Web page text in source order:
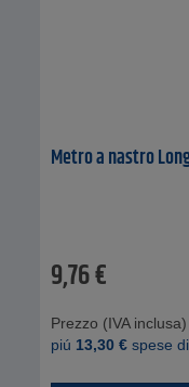
Metro a nastro
9,76€
Prezzo (IVA inclusa)
piú 13,30 € spese